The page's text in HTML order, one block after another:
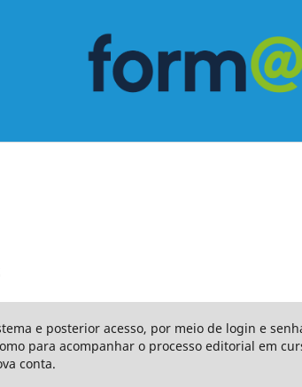
e posterior acesso, por meio de login e
para acompanhar o processo editorial em
conta.